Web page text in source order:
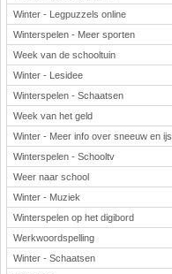
Winter - Legpuzzels online
Winterspelen - Meer sporten
Week van de schooltuin
Winter - Lesidee
Winterspelen - Schaatsen
Week van het geld
Winter - Meer info over sneeuw en ijs
Winterspelen - Schooltv
Weer naar school
Winter - Muziek
Winterspelen op het digibord
Werkwoordspelling
Winter - Schaatsen